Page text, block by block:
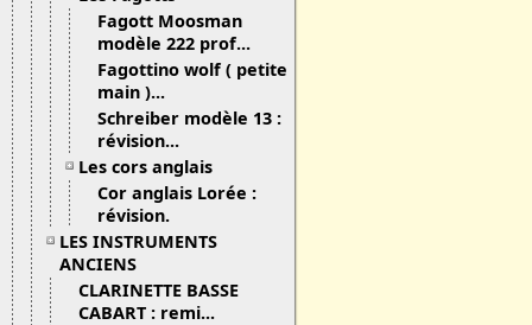
Fagott Moosman
modèle 222 prof...
Fagottino wolf ( petite
main )...
Schreiber modèle 13 :
révision...
Les cors anglais
Cor anglais Lorée :
révision.
LES INSTRUMENTS
ANCIENS
CLARINETTE BASSE
CABART : remi...